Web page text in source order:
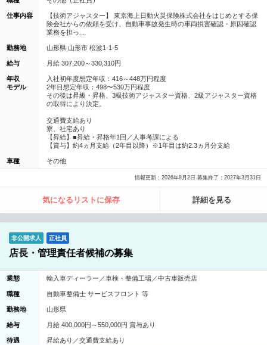
仕事内容
【技術アジャスター】 東京海上日動火災保険株式会社をはじめとする保
険会社からの依頼を受け、自動車事故発生時の車両損害確認・原因確認
業務を担っ...
勤務地 山形県 山形市 松波1-1-5
給与 月給 307,200～330,310円
年収
モデル
入社初年度想定年収：416～448万円程度
2年目想定年収：498〜530万円程度
その後は昇級・昇格、3級技術アジャスター資格、2級アジャスター資格
の取得により決定。
交通費支給あり
寮、社宅あり
【昇給】■昇給・昇格年1回／人事考課による
【賞与】約4ヵ月支給（2年目以降）※1年目は約2.3ヵ月分支給
車種 その他
情報更新：2026年8月2日 募集終了：2027年3月31日
気になるリストに保存 詳細を見る
非公開求人 正社員
店長・管理責任者候補の募集
業態 輸入車ディーラー／車検・整備工場／中古車販売店
職種 自動車整備士 サービスフロント 等
勤務地 山形県
給与 月給 400,000円～550,000円 賞与あり
待遇 昇給あり／交通費支給あり